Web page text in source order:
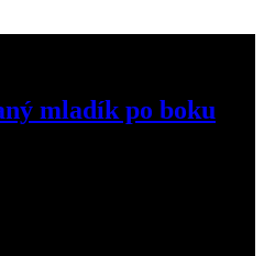
mladík po boku